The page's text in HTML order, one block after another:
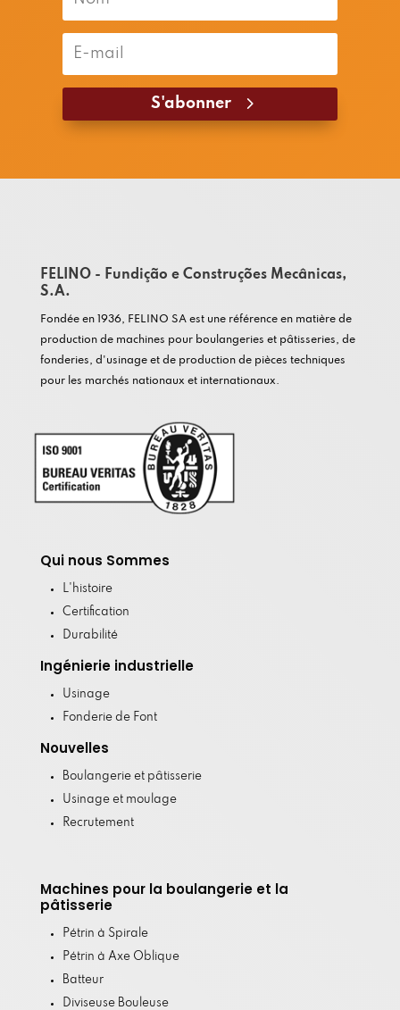
S'abonner
FELINO - Fundição e Construções Mecânicas,
S.A.
Fondée en 1936, FELINO SA est une référence en matière de
production de machines pour boulangeries et pâtisseries, de
fonderies, d'usinage et de production de pièces techniques
pour les marchés nationaux et internationaux.
Qui nous Sommes
L'histoire
Certification
Durabilité
Ingénierie industrielle
Usinage
Fonderie de Font
Nouvelles
Boulangerie et pâtisserie
Usinage et moulage
Recrutement
Machines pour la boulangerie et la
pâtisserie
Pétrin à Spirale
Pétrin à Axe Oblique
Batteur
Diviseuse Bouleuse